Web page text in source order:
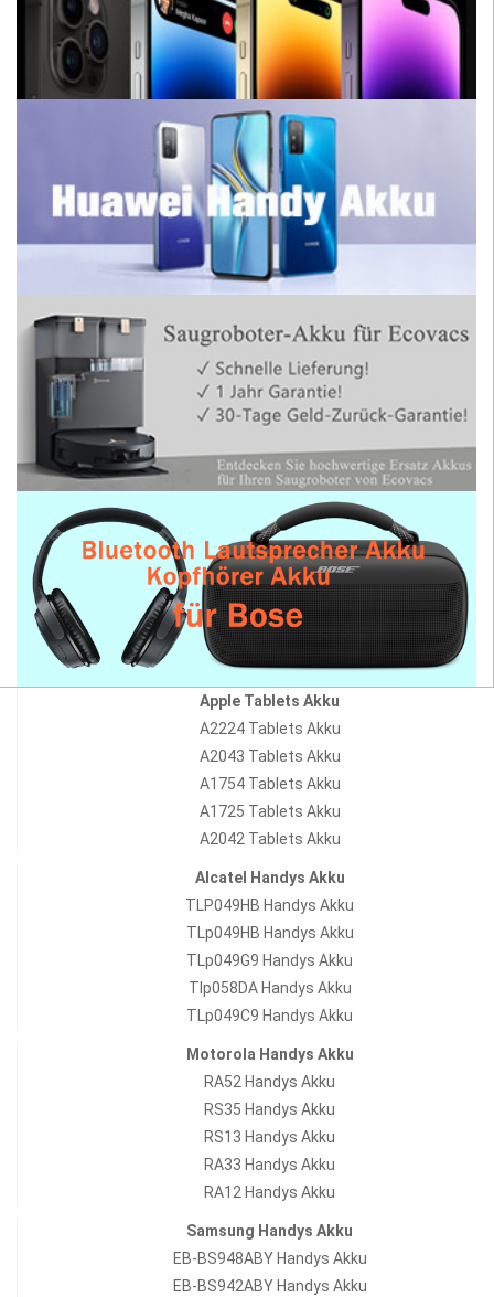
Apple Tablets Akku
A2224 Tablets Akku
A2043 Tablets Akku
A1754 Tablets Akku
A1725 Tablets Akku
A2042 Tablets Akku
Alcatel Handys Akku
TLP049HB Handys Akku
TLp049HB Handys Akku
TLp049G9 Handys Akku
Tlp058DA Handys Akku
TLp049C9 Handys Akku
Motorola Handys Akku
RA52 Handys Akku
RS35 Handys Akku
RS13 Handys Akku
RA33 Handys Akku
RA12 Handys Akku
Samsung Handys Akku
EB-BS948ABY Handys Akku
EB-BS942ABY Handys Akku